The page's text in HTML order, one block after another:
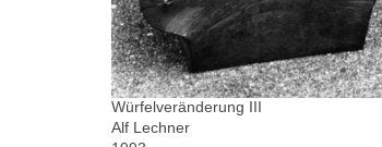
Würfelveränderung III
Alf Lechner